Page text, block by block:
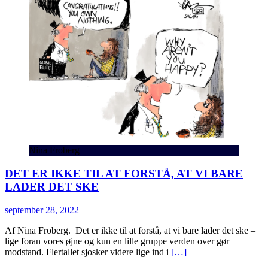
Nina Froberg
DET ER IKKE TIL AT FORSTÅ, AT VI BARE
LADER DET SKE
september 28, 2022
Af Nina Froberg. Det er ikke til at forstå, at vi bare lader det ske –
lige foran vores øjne og kun en lille gruppe verden over gør
modstand. Flertallet sjosker videre lige ind i […]